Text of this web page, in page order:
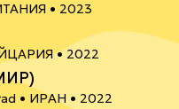
• 2023
• 2022
• ИРАН • 2022